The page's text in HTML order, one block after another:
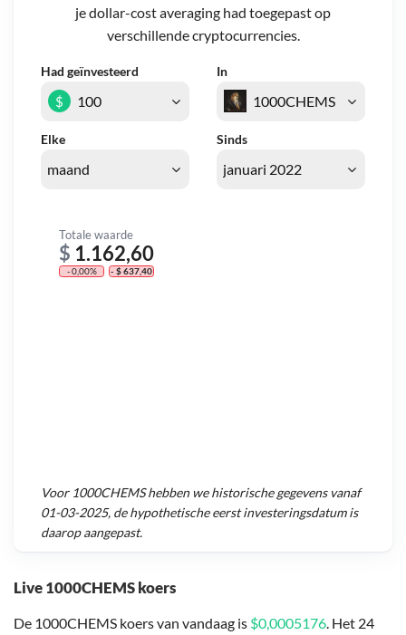
Live 1000CHEMS koers
De 1000CHEMS koers van vandaag is $0,0005176. Het 24
je dollar-cost averaging had toegepast op
verschillende cryptocurrencies.
Had geïnvesteerd In
Elke Sinds
$
Totale waarde
$ 1.162,60
- 0,00% - $ 637,40
Voor 1000CHEMShebben we historische gegevens vanaf
01-03-2025, de hypothetische eerst investeringsdatum is
daarop aangepast.